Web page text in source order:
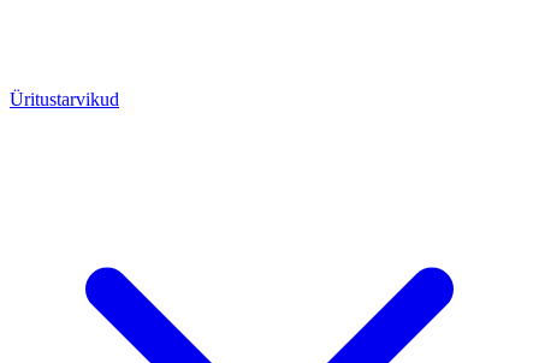
Üritustarvikud